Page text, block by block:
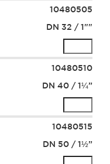
10480505
DN 32 / 1""
10480510
DN 40 / 1¼”
10480515
DN 50 / 1½”